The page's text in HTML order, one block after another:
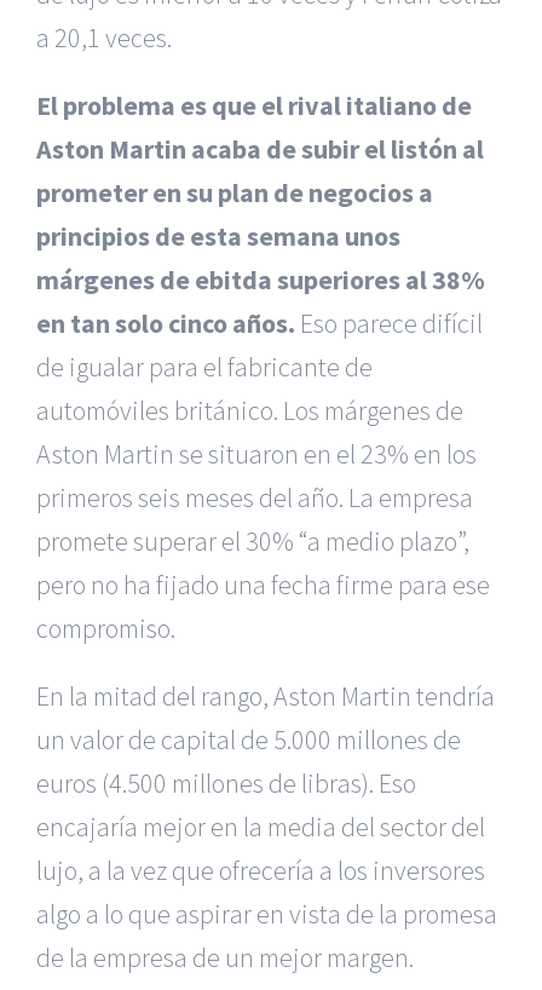
a 20,1 veces.
El problema es que el rival italiano de
Aston Martin acaba de subir el listón al
prometer en su plan de negocios a
principios de esta semana unos
márgenes de ebitda superiores al 38%
en tan solo cinco años. Eso parece difícil
de igualar para el fabricante de
automóviles británico. Los márgenes de
Aston Martin se situaron en el 23% en los
primeros seis meses del año. La empresa
promete superar el 30% “a medio plazo”,
pero no ha fijado una fecha firme para ese
compromiso.
En la mitad del rango, Aston Martin tendría
un valor de capital de 5.000 millones de
euros (4.500 millones de libras). Eso
encajaría mejor en la media del sector del
lujo, a la vez que ofrecería a los inversores
algo a lo que aspirar en vista de la promesa
de la empresa de un mejor margen.